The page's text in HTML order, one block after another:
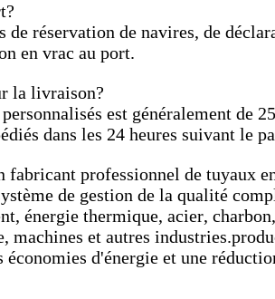
réservation de navires, de
en vrac au port.
la livraison?
est généralement de
dans les 24 heures suivant le
professionnel de tuyaux
de gestion de la qualité
énergie thermique, acier,
machines et autres
d'énergie et une